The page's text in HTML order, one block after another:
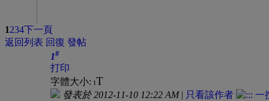
1234下一頁
返回列表 回復 發帖
1#
打印
字體大小: tT
發表於 2012-11-10 12:22 AM| 只看該作者